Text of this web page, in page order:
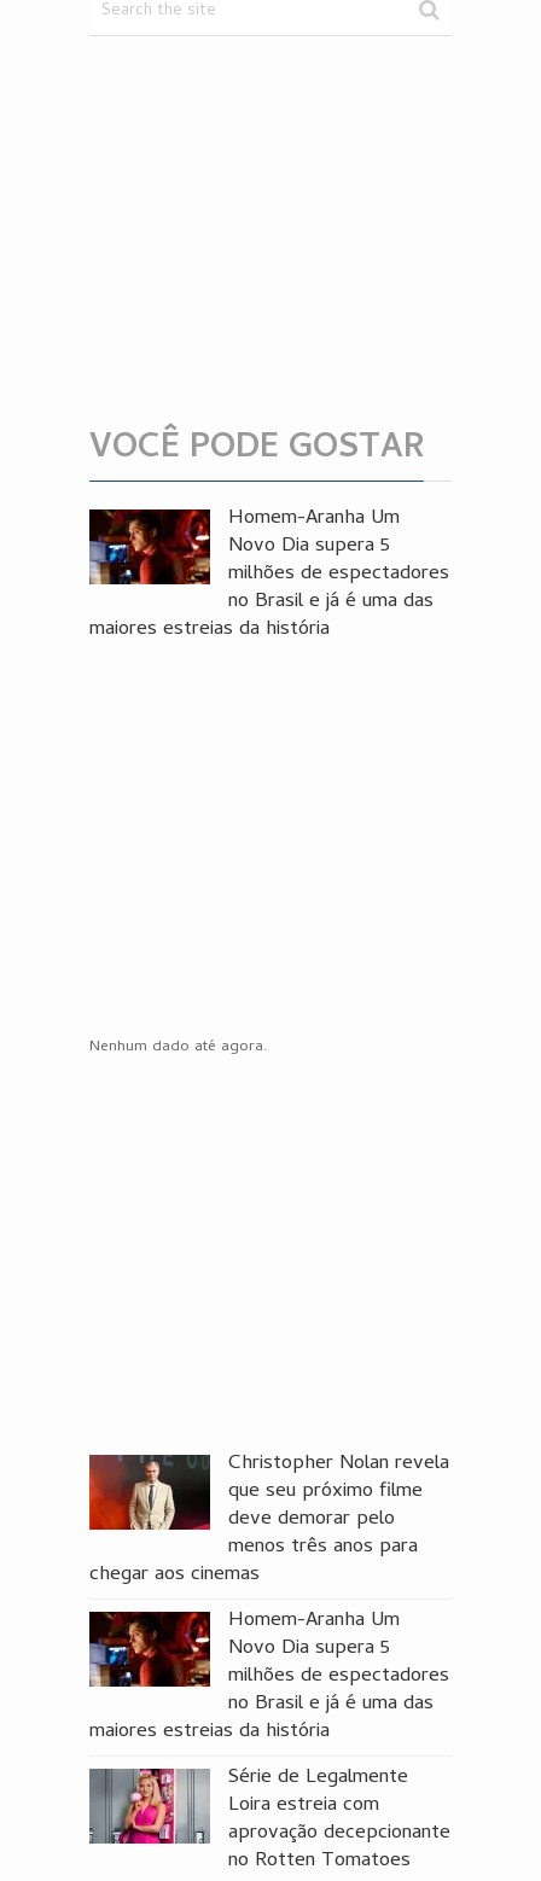
VOCÊ PODE GOSTAR
Homem-Aranha Um
Novo Dia supera 5
milhões de espectadores
no Brasil e já é uma das
maiores estreias da história
Nenhum dado até agora.
Christopher Nolan revela
que seu próximo filme
deve demorar pelo
menos três anos para
chegar aos cinemas
Homem-Aranha Um
Novo Dia supera 5
milhões de espectadores
no Brasil e já é uma das
maiores estreias da história
Série de Legalmente
Loira estreia com
aprovação decepcionante
no Rotten Tomatoes